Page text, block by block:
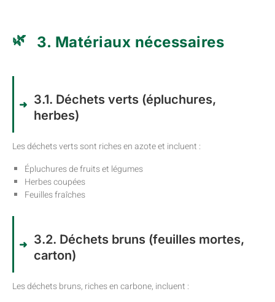
3. Matériaux nécessaires
3.1. Déchets verts (épluchures,
herbes)
Les déchets verts sont riches en azote et incluent :
Épluchures de fruits et légumes
Herbes coupées
Feuilles fraîches
3.2. Déchets bruns (feuilles mortes,
carton)
Les déchets bruns, riches en carbone, incluent :